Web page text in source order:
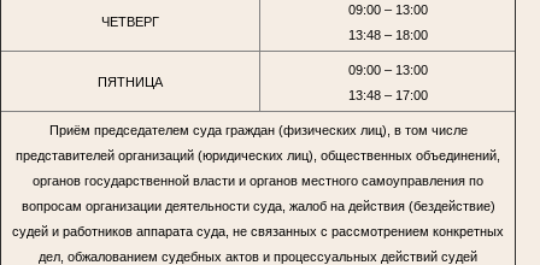
ЧЕТВЕРГ
09:00 – 13:00
13:48 – 18:00
ПЯТНИЦА
09:00 – 13:00
13:48 – 17:00
Приём председателем суда граждан (физических лиц), в том числе
представителей организаций (юридических лиц), общественных объединений,
органов государственной власти и органов местного самоуправления по
вопросам организации деятельности суда, жалоб на действия (бездействие)
судей и работников аппарата суда, не связанных с рассмотрением конкретных
дел, обжалованием судебных актов и процессуальных действий судей